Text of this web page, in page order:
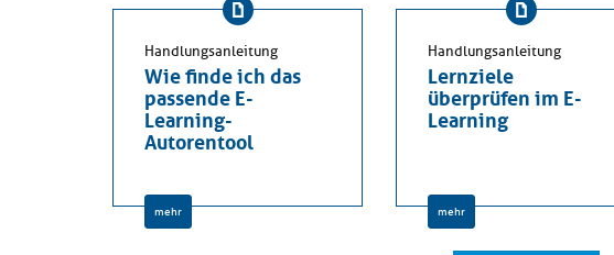
Handlungsanleitung
Wie finde ich das
passende E-
Learning-
Autorentool
mehr
Handlungsanleitung
Lernziele
überprüfen im E-
Learning
mehr